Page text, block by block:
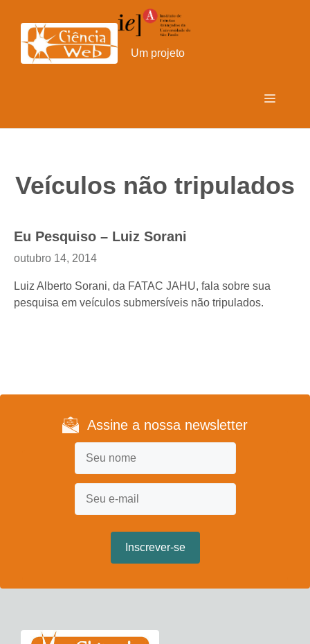
para
conteúdo
Um projeto
Menu
Veículos não tripulados
Eu Pesquiso – Luiz Sorani
outubro 14, 2014
Luiz Alberto Sorani, da FATAC JAHU, fala sobre sua
pesquisa em veículos submersíveis não tripulados.
Assine a nossa newsletter